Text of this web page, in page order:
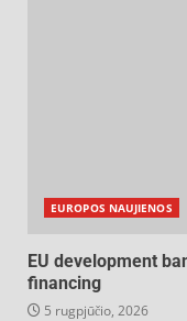
EUROPOS NAUJIENOS
EU development
financing
5 rugpjūčio, 2026